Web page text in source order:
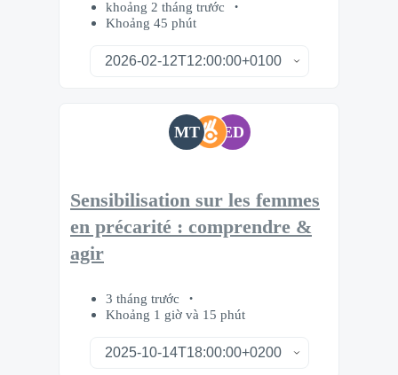
khoảng 2 tháng trước
Khoảng 45 phút
MT ED
Sensibilisation sur les femmes
en précarité : comprendre &
agir
3 tháng trước
Khoảng 1 giờ và 15 phút